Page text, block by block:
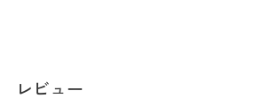
ため、手洗い推奨。
レビュー